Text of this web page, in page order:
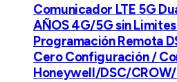
Comunicador LTE 5G
AÑOS 4G/5G sin
Programación Remota
Cero Configuración /
Honeywell/DSC/